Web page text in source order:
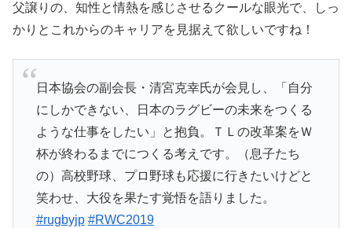
父譲りの、知性と情熱を感じさせるクールな眼光で、しっ
かりとこれからのキャリアを見据えて欲しいですね！
日本協会の副会長・清宮克幸氏が会見し、「自分
にしかできない、日本のラグビーの未来をつくる
ような仕事をしたい」と抱負。ＴＬの改革案をＷ
杯が終わるまでにつくる考えです。（息子たち
の）高校野球、プロ野球も応援に行きたいけどと
笑わせ、大役を果たす覚悟を語りました。
#rugbyjp #RWC2019